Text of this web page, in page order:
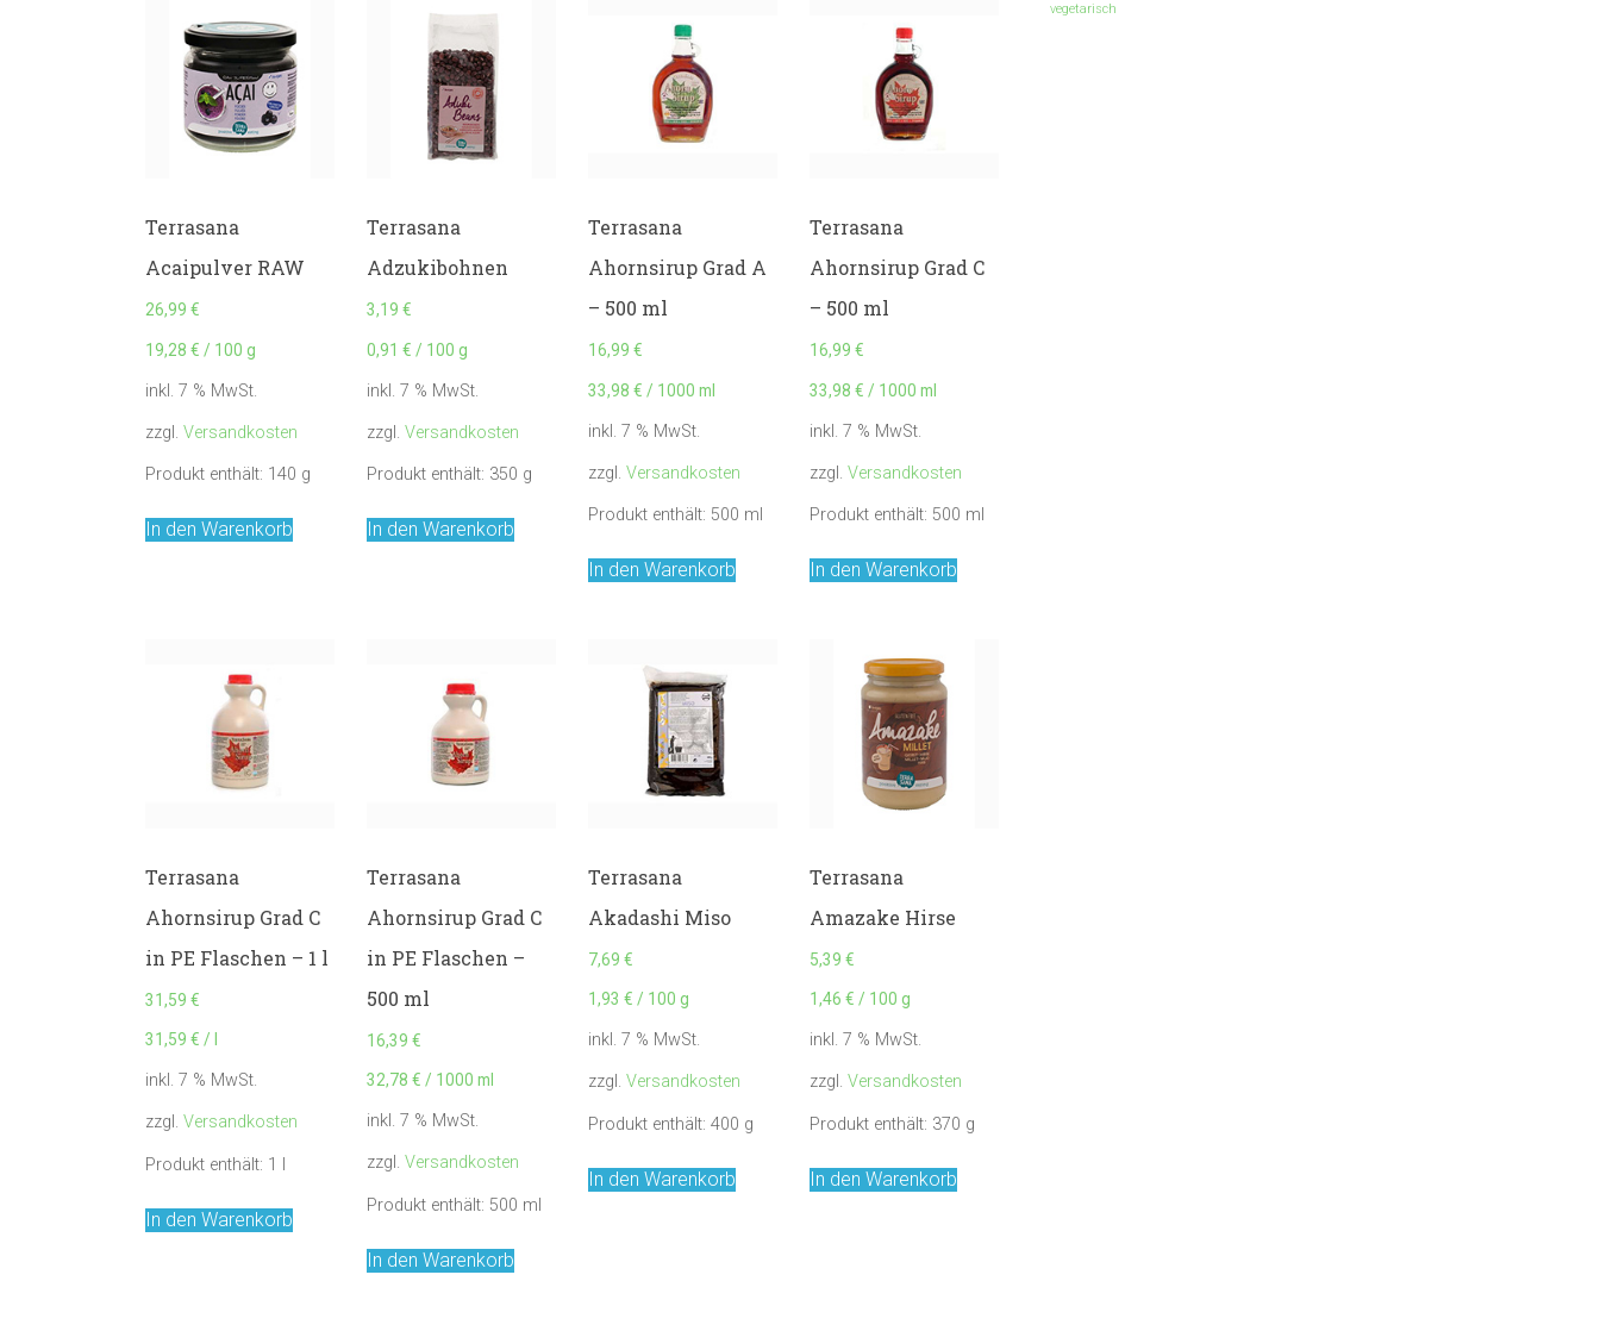
Terrasana
Acaipulver RAW
26,99 €
19,28 € / 100 g
inkl. 7 % MwSt.
zzgl. Versandkosten
Produkt enthält: 140 g
In den Warenkorb
Terrasana
Adzukibohnen
3,19€
0,91€ / 100 g
inkl. 7 % MwSt.
zzgl.Versandkosten
Produkt enthält: 350 g
In den Warenkorb
Terrasana
Ahornsirup Grad A
– 500 ml
16,99€
33,98€ / 1000 ml
inkl. 7 % MwSt.
zzgl.Versandkosten
Produkt enthält: 500 ml
In den Warenkorb
Terrasana
Ahornsirup Grad C
– 500 ml
16,99€
33,98€ / 1000 ml
inkl. 7 % MwSt.
zzgl.Versandkosten
Produkt enthält: 500 ml
In den Warenkorb
Terrasana
Ahornsirup Grad C
in PE Flaschen – 1 l
31,59 €
31,59 € /
inkl. 7 % MwSt.
zzgl. Versandkosten
Produkt enthält: 1
In den Warenkorb
Terrasana
Ahornsirup Grad C
in PE Flaschen –
500 ml
16,39€
32,78€ / 1000 ml
inkl. 7 % MwSt.
zzgl.Versandkosten
Produkt enthält: 500 ml
In den Warenkorb
Terrasana
Akadashi Miso
7,69€
1,93€ / 100 g
inkl. 7 % MwSt.
zzgl.Versandkosten
Produkt enthält: 400 g
In den Warenkorb
Terrasana
Amazake Hirse
5,39€
1,46€ / 100 g
inkl. 7 % MwSt.
zzgl.Versandkosten
Produkt enthält: 370 g
In den Warenkorb
vegetarisch